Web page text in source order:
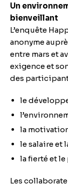
Un
bienveillant
L’enquête
anonyme
entre mars et
exigence et
des
le
la
le salaire et
la fierté et le
Les